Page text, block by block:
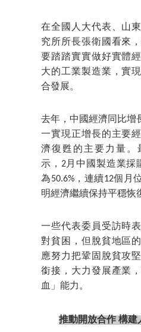
在全國人大代表、山
究所所長張衛國看來
要踏踏實實做好實體
大的工業製造業，實
合發展。
去年，中國經濟同比增
一實現正增長的主要
濟復甦的主要力量。
示，2月中國製造業採
為50.6%，連續12個月
明經濟繼續保持平穩恢
一些代表委員受訪時
對貧困，但脫貧地區
應努力把鞏固脫貧攻
銜接，大力發展產業
血」能力。
推動開放合作 構建